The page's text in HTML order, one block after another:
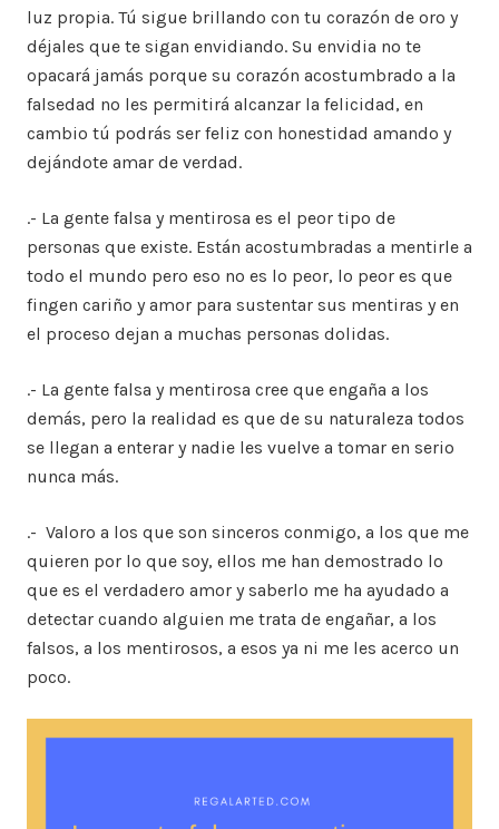
luz propia. Tú sigue brillando con tu corazón de oro y
déjales que te sigan envidiando. Su envidia no te
opacará jamás porque su corazón acostumbrado a la
falsedad no les permitirá alcanzar la felicidad, en
cambio tú podrás ser feliz con honestidad amando y
dejándote amar de verdad.
.- La gente falsa y mentirosa es el peor tipo de
personas que existe. Están acostumbradas a mentirle a
todo el mundo pero eso no es lo peor, lo peor es que
fingen cariño y amor para sustentar sus mentiras y en
el proceso dejan a muchas personas dolidas.
.- La gente falsa y mentirosa cree que engaña a los
demás, pero la realidad es que de su naturaleza todos
se llegan a enterar y nadie les vuelve a tomar en serio
nunca más.
.- Valoro a los que son sinceros conmigo, a los que me
quieren por lo que soy, ellos me han demostrado lo
que es el verdadero amor y saberlo me ha ayudado a
detectar cuando alguien me trata de engañar, a los
falsos, a los mentirosos, a esos ya ni me les acerco un
poco.